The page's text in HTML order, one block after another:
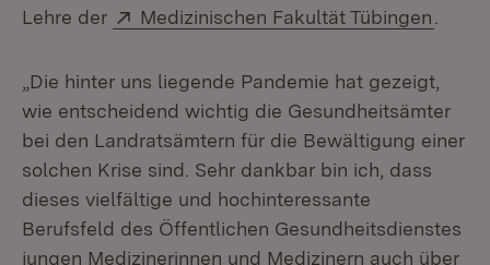
Lehre der
Extern:
Medizinischen Fakultät Tübingen
„Die hinter uns liegende Pandemie hat gezeigt,
wie entscheidend wichtig die Gesundheitsämter
bei den Landratsämtern für die Bewältigung einer
solchen Krise sind. Sehr dankbar bin ich, dass
dieses vielfältige und hochinteressante
Berufsfeld des Öffentlichen Gesundheitsdienstes
jungen Medizinerinnen und Medizinern auch über